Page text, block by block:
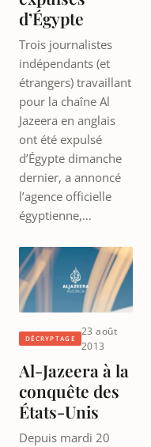
d’Égypte
Trois journalistes
indépendants (et
étrangers) travaillant
pour la chaîne Al
Jazeera en anglais
ont été expulsé
d’Égypte dimanche
dernier, a annoncé
l’agence officielle
égyptienne,…
DÉCRYPTAGE
23 août
2013
Al-Jazeera à la
conquête des
États-Unis
Depuis mardi 20